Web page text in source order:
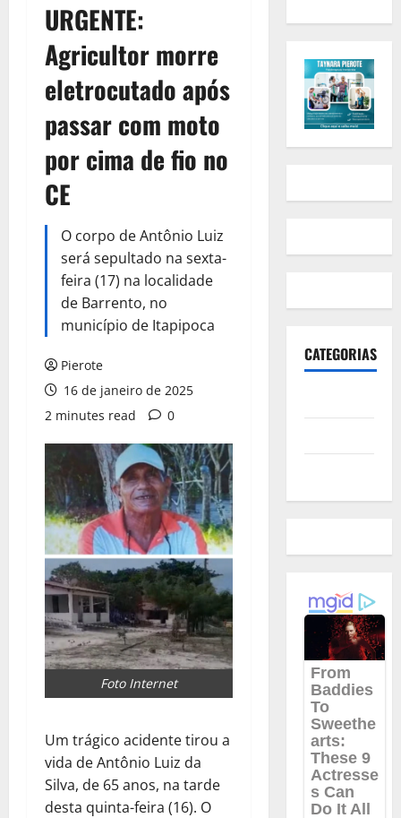
URGENTE:
Agricultor morre
eletrocutado após
passar com moto
por cima de fio no
CE
O corpo de Antônio Luiz
será sepultado na sexta-
feira (17) na localidade
de Barrento, no
município de Itapipoca
Pierote
16 de janeiro de 2025
2 minutes read
0
Foto Internet
Um trágico acidente tirou a
vida de Antônio Luiz da
Silva, de 65 anos, na tarde
desta quinta-feira (16). O
CATEGORIAS